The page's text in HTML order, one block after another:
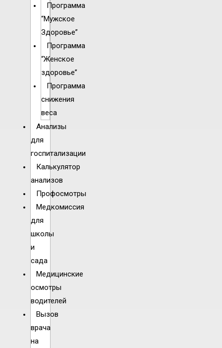
Программа
“Мужское
Здоровье”
Программа
“Женское
здоровье”
Программа
снижения
веса
Анализы
для
госпитализации
Калькулятор
анализов
Профосмотры
Медкомиссия
для
школы
и
сада
Медицинские
осмотры
водителей
Вызов
врача
на